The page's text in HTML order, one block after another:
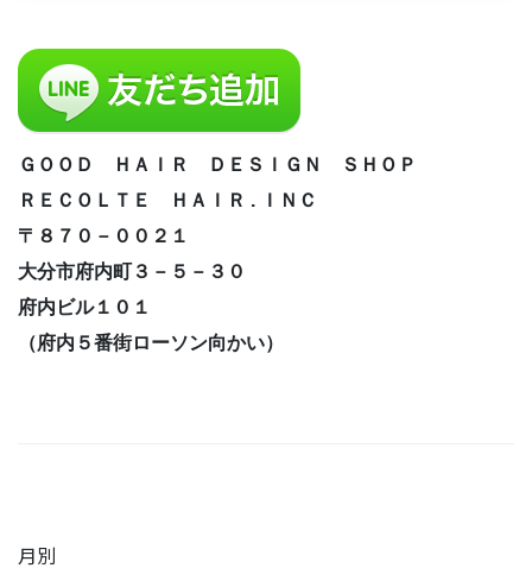
ＧＯＯＤ ＨＡＩＲ ＤＥＳＩＧＮ ＳＨＯＰ
ＲＥＣＯＬＴＥ ＨＡＩＲ . ＩＮＣ
〒８７０－００２１
大分市府内町３－５－３０
府内ビル１０１
（府内５番街ローソン向かい）
月別